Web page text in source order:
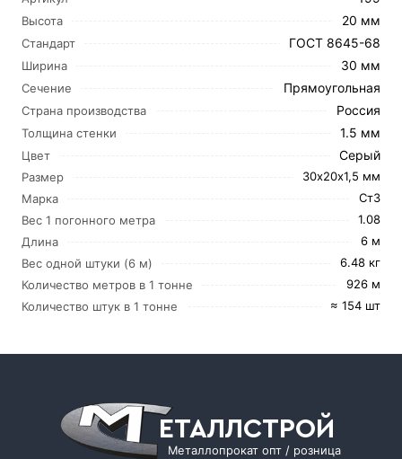
Высота 20 мм
Стандарт ГОСТ 8645-68
Ширина 30 мм
Сечение Прямоугольная
Страна производства Россия
Толщина стенки 1.5 мм
Цвет Серый
Размер
30х20х1,5 мм
Марка
Ст3
Вес 1 погонного метра
1.08
Длина
6 м
Вес одной штуки (6 м)
6.48 кг
Количество метров в 1 тонне
926 м
Количество штук в 1 тонне
≈ 154 шт
ЕТАЛЛСТРОЙ
Металлопрокат опт / розница